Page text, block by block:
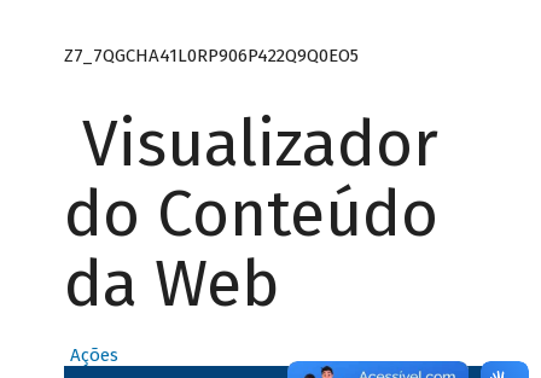
Z7_7QGCHA41L0RP906P422Q9Q0EO5
Visualizador
do Conteúdo
da Web
Ações